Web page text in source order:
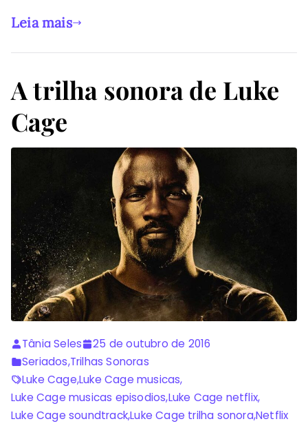
Leia mais
A trilha sonora de Luke
Cage
Tânia Seles
25 de outubro de 2016
Seriados,Trilhas Sonoras
Luke Cage,Luke Cage musicas,
Luke Cage musicas episodios,Luke Cage netflix,
Luke Cage soundtrack,Luke Cage trilha sonora,Netflix